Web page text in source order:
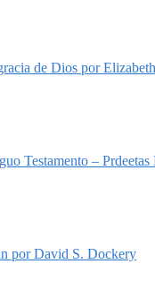
de Dios por
Testamento – Prdeetas
por David S. Dockery